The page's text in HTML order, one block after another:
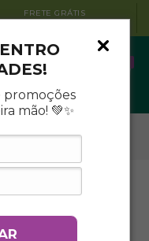
promoções
mão! 💚✨
FRETE GRÁTIS
A PARTIR DE R$199
. Se Curve . Kit